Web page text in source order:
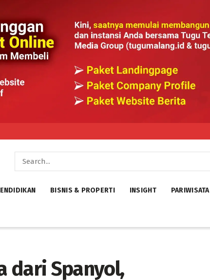
BISNIS & PROPERTI INSIGHT PARIWISATA
dari Spanyol,